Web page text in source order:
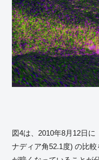
図4は、2010年8月12日
ナディア角52.1度) の比